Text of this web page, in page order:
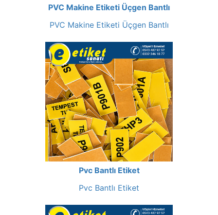
PVC Makine Etiketi Üçgen Bantlı
PVC Makine Etiketi Üçgen Bantlı
Pvc Bantlı Etiket
Pvc Bantlı Etiket